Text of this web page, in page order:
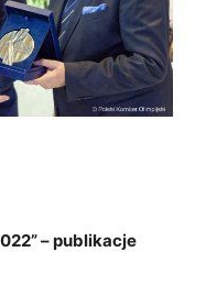
– publikacje